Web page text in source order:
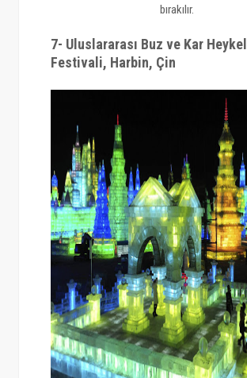
bırakılır.
7- Uluslararası Buz ve Kar Heykel
Festivali, Harbin, Çin